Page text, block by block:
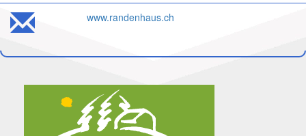
www.randenhaus.ch